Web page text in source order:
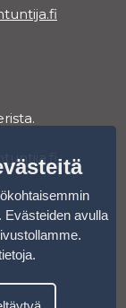
avulla
.